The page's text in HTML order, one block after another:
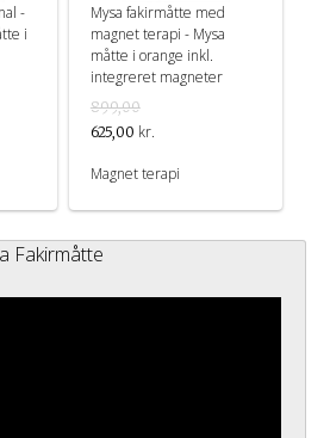
-
i
Mysa fakirmåtte med
magnet terapi - Mysa
måtte i orange inkl.
integreret magneter
899,00
625,00 kr.
Magnet terapi
Fakirmåtte